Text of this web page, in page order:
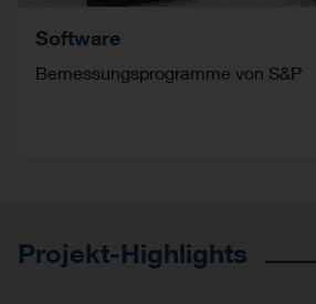
Software
Bemessungsprogramme von S&P
Projekt-Highlights